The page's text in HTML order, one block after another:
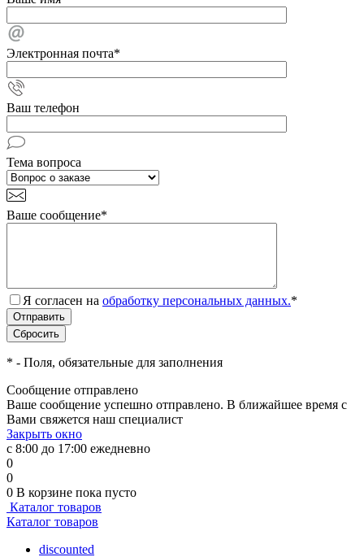
Электронная почта*
Ваш телефон
Тема вопроса
Ваше сообщение*
Я согласен на обработку персональных данных.*
* - Поля, обязательные для заполнения
Сообщение отправлено
Ваше сообщение успешно отправлено. В ближайшее время с
Вами свяжется наш специалист
Закрыть окно
с 8:00 до 17:00 ежедневно
0
0
0 В корзине пока пусто
Каталог товаров
Каталог товаров
discounted